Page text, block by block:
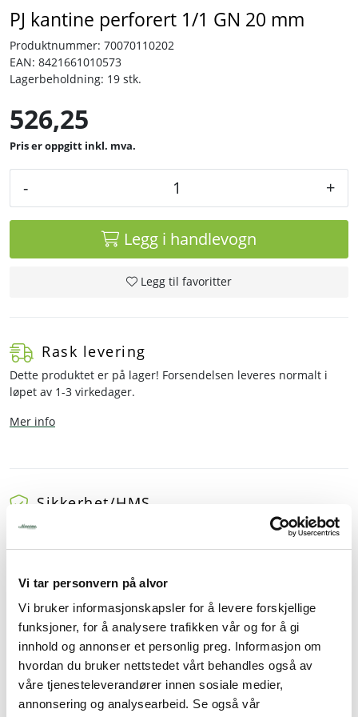
Vi tar personvern på alvor
Vi bruker informasjonskapsler for å levere forskjellige
funksjoner, for å analysere trafikken vår og for å gi
innhold og annonser et personlig preg. Informasjon om
hvordan du bruker nettstedet vårt behandles også av
våre tjenesteleverandører innen sosiale medier,
annonsering og analysearbeid. Se også vår
PJ kantine perforert 1/1 GN 20 mm
Produktnummer: 70070110202
EAN: 8421661010573
Lagerbeholdning: 19 stk.
526,25
inkl. mva.
- +
Legg i handlevogn
Legg til favoritter
Beskrivelse
Spesifikasjoner
Tilbehør
Rask levering
Dette produktet er på lager! Forsendelsen leveres normalt i
løpet av 1-3 virkedager.
Mer info
Sikkerhet/HMS
Godkjent matkontakt
Tjenester
Bransjer
Kontakt